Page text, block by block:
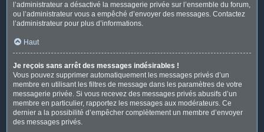
l’administrateur a désactivé la messagerie privée sur l’ensemble du forum,
ou l’administrateur vous a empêché d’envoyer des messages. Contactez
l’administrateur pour plus d’informations.
Haut
Je reçois sans arrêt des messages indésirables !
Vous pouvez supprimer automatiquement les messages privés d’un
membre en utilisant les filtres de message dans les paramètres de votre
messagerie privée. Si vous recevez des messages privés abusifs d’un
membre en particulier, rapportez les messages aux modérateurs. Ce
dernier a la possibilité d’empêcher complètement un membre d’envoyer
des messages privés.